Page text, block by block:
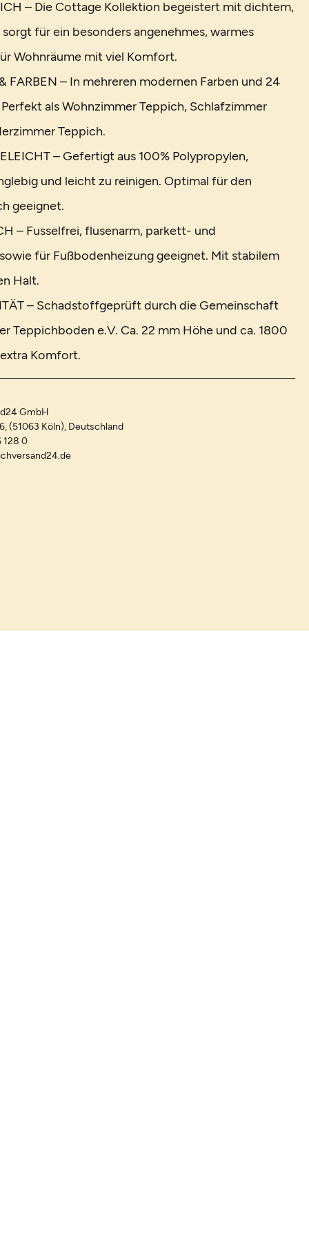
– Die Cottage Kollektion begeistert mit dichtem,
für ein besonders angenehmes, warmes
Wohnräume mit viel Komfort.
FARBEN – In mehreren modernen Farben und 24
als Wohnzimmer Teppich, Schlafzimmer
Teppich.
– Gefertigt aus 100% Polypropylen,
und leicht zu reinigen. Optimal für den
geeignet.
– Fusselfrei, flusenarm, parkett- und
für Fußbodenheizung geeignet. Mit stabilem
Halt.
– Schadstoffgeprüft durch die Gemeinschaft
Teppichboden e.V. Ca. 22 mm Höhe und ca. 1800
Komfort.
GmbH
(51063 Köln), Deutschland
128 0